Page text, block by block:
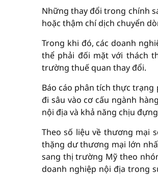
Những thay đổi trong chính
hoặc thậm chí dịch chuyển
Trong khi đó, các doanh
thể phải đối mặt với thách
trường thuế quan thay đổi.
Báo cáo phân tích thực
đi sâu vào cơ cấu ngành
nội địa và khả năng chịu
Theo số liệu về thương mại
thặng dư thương mại lớn
sang thị trường Mỹ theo
doanh nghiệp nội địa trong